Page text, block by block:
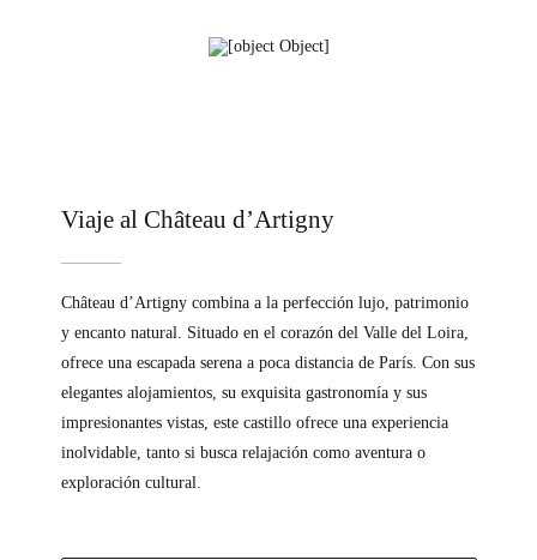
Viaje al Château d’Artigny
Château d’Artigny combina a la perfección lujo, patrimonio
y encanto natural. Situado en el corazón del Valle del Loira,
ofrece una escapada serena a poca distancia de París. Con sus
elegantes alojamientos, su exquisita gastronomía y sus
impresionantes vistas, este castillo ofrece una experiencia
inolvidable, tanto si busca relajación como aventura o
exploración cultural.